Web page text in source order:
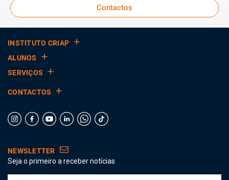
Contactos
INSTITUTO CRIAP
ALUNOS
SERVIÇOS
CONTACTOS
NEWSLETTER
Seja o primeiro a receber notícias